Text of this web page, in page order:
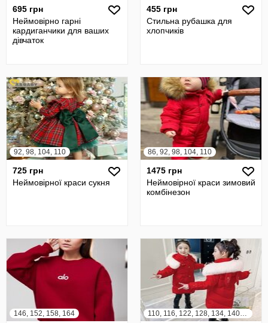
695 грн
Неймовірно гарні
кардиганчики для ваших
дівчаток
455 грн
Стильна рубашка для
хлопчиків
92, 98, 104, 110
725 грн
Неймовірної краси сукня
86, 92, 98, 104, 110
1475 грн
Неймовірної краси зимовий
комбінезон
146, 152, 158, 164 110, 116, 122, 128, 134, 140, 146, 152